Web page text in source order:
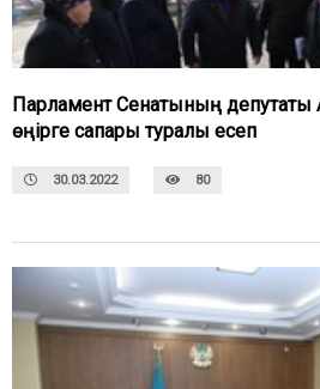
Парламент Сенатының депутаты
өңірге сапары туралы есеп
30.03.2022 80